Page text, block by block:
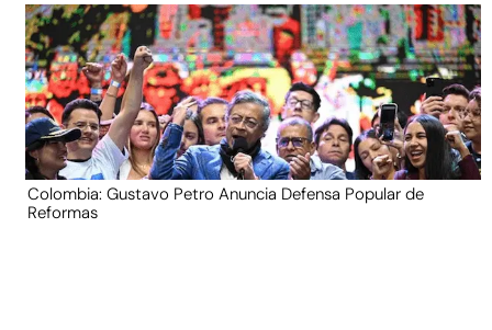
Colombia: Gustavo Petro Anuncia Defensa Popular de
Reformas